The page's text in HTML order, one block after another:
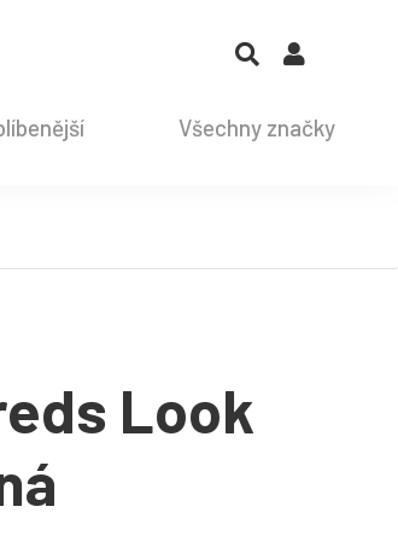
Všechny značky
Look